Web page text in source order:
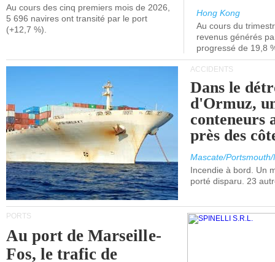
Au cours des cinq premiers mois de 2026,
5 696 navires ont transité par le port
(+12,7 %).
Hong Kong
Au cours du
revenus générés
progressé de 19,8
ACCIDENTS
Dans le
d'Ormuz,
conteneurs
près des
Mascate/
Incendie à bord. Un
porté disparu. 23
PORTS
Au port de Marseille-
Fos, le trafic de